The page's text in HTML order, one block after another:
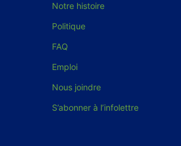
Notre histoire
Politique
FAQ
Emploi
Nous joindre
S’abonner à l’infolettre